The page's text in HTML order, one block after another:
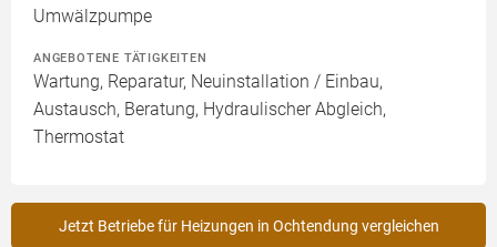
Umwälzpumpe
ANGEBOTENE TÄTIGKEITEN
Wartung, Reparatur, Neuinstallation / Einbau,
Austausch, Beratung, Hydraulischer Abgleich,
Thermostat
Jetzt Betriebe für Heizungen in Ochtendung vergleichen